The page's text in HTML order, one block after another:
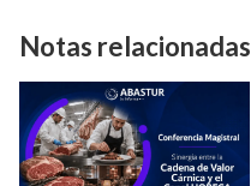
Notas relacionadas